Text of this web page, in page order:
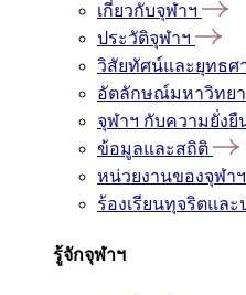
เกี่ยวกับจุฬาฯ
ประวัติจุฬาฯ
วิสัยทัศน์และยุทธศ
อัตลักษณ์มหาวิทย
จุฬาฯ กับความยั่งยื
ข้อมูลและสถิติ
หน่วยงานของจุฬาฯ
ร้องเรียนทุจริตแล
รู้จักจุฬาฯ